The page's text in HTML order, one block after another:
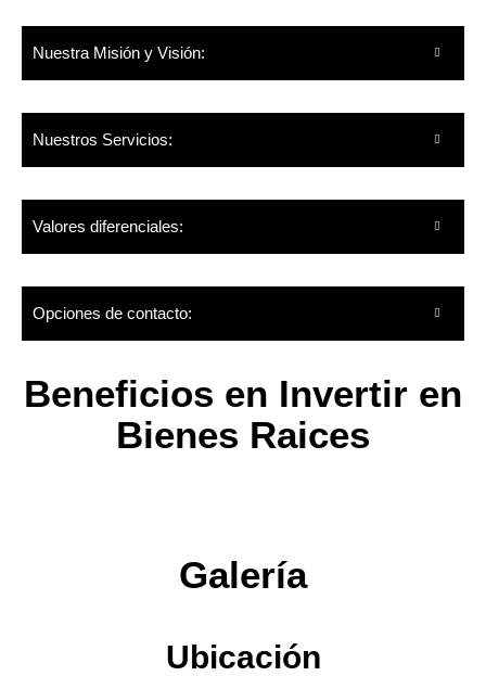
Nuestra Misión y Visión:
Nuestros Servicios:
Valores diferenciales:
Opciones de contacto:
Beneficios en Invertir en
Bienes Raices
Galería
Ubicación